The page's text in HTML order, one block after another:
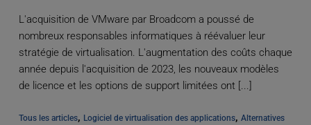
L'acquisition de VMware par Broadcom a poussé de
nombreux responsables informatiques à réévaluer leur
stratégie de virtualisation. L'augmentation des coûts chaque
année depuis l'acquisition de 2023, les nouveaux modèles
de licence et les options de support limitées ont [...]
Tous les articles, Logiciel de virtualisation des applications, Alternatives